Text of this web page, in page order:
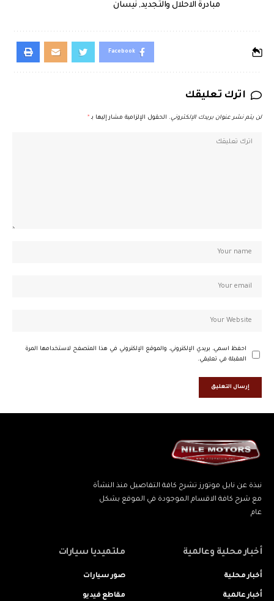
مبادرة الاحلال والتجديد, نيسان
Facebook
اترك تعليقك
لن يتم نشر عنوان بريدك الإلكتروني. الحقول الإلزامية مشار إليها بـ *
احفظ اسمي، بريدي الإلكتروني، والموقع الإلكتروني في هذا المتصفح لاستخدامها المرة
المقبلة في تعليقي.
نبذة عن نايل موتورز تشرح كافة التفاصيل منذ النشأة
مع شرح كافة الاقسام الموجودة في الموقع بشكل
عام
أخبار محلية وعالمية
أخبار محلية
أخبار عالمية
ملتميديا سيارات
صور سيارات
مقاطع فيديو